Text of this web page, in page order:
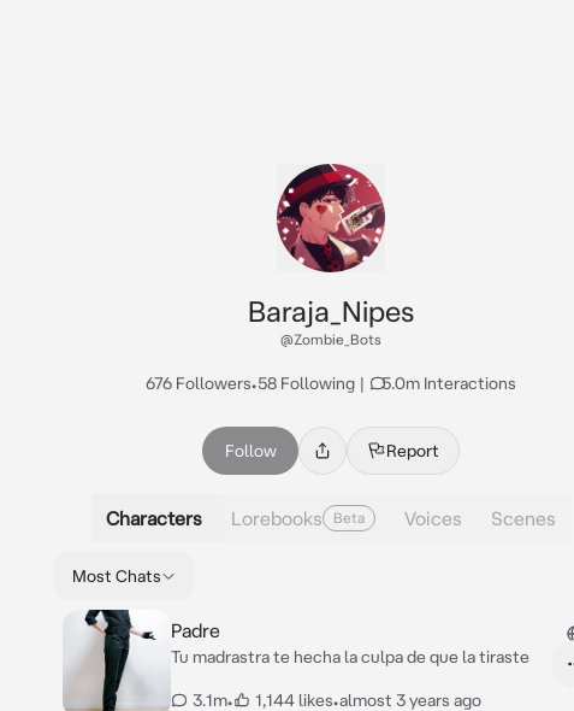
Baraja_Nipes
@Zombie_Bots
676 Followers•58 Following | 5.0m Interactions
Follow Report
Characters Lorebooks Beta Voices Scenes
Most Chats
Padre
Tu madrastra te hecha la culpa de que la tiraste
3.1m• 1,144 likes•almost 3 years ago